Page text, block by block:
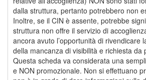
dalla struttura, pertanto potrebbero non
Inoltre, se il CIN è assente, potrebbe
struttura non offre il servizio di
ancora avuto l’opportunità di rivendicare
della mancanza di visibilità e richiesta da
Questa scheda va considerata una
e NON promozionale. Non si effettuano